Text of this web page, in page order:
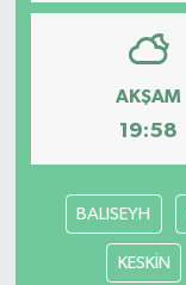
AKŞAM
19:58
BALISEYH
KESKİN